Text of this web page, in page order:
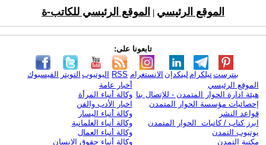
الموقع الرئيسي الموقع الرئيسي للكاتب-ة
تابعونا على:
الفيسبوك التويتر اليوتيوب RSS الانستغرام لينكدإن تيلكرامبنترست
الموقع الرئيسي
هيئة ادارة الحوار المتمدن - للإتصال بنا
إحصائيات مؤسسة الحوار المتمدن
قواعد النشر
ابرز كتاب / كاتبات الحوار المتمدن
يوتيوب التمدن
مكتبة التمدن
أخبار عامة
وكالة أنباء المرأة
اخبار الأدب والفن
وكالة أنباء اليسار
وكالة أنباء العلمانية
وكالة أنباء العمال
وكالة أنباء حقوق الإنسان